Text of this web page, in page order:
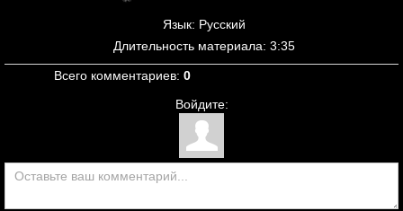
Язык: Русский
Длительность материала: 3:35
Всего комментариев: 0
Войдите: